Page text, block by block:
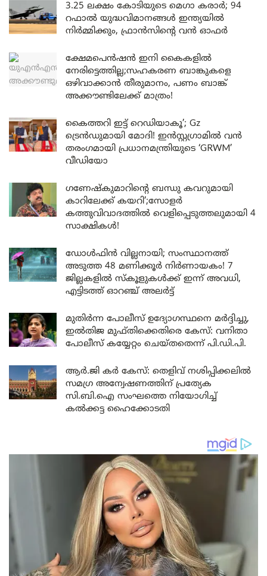
3.25 ലക്ഷം കോടിയുടെ മെഗാ കരാർ; 94
റഫാൽ യുദ്ധവിമാനങ്ങൾ ഇന്ത്യയിൽ
നിർമ്മിക്കും, ഫ്രാൻസിന്റെ വൻ ഓഫർ
ക്ഷേമപെൻഷൻ ഇനി കൈകളിൽ
നേരിട്ടെത്തില്ല;സഹകരണ ബാങ്കുകളെ
ഒഴിവാക്കാൻ തീരുമാനം, പണം ബാങ്ക്
അക്കൗണ്ടിലേക്ക് മാത്രം!
കൈത്തറി ഇട്ട് റെഡിയാകൂ’; Gz
ട്രെൻഡുമായി മോദി! ഇൻസ്റ്റഗ്രാമിൽ വൻ
തരംഗമായി പ്രധാനമന്ത്രിയുടെ ‘GRWM’
വീഡിയോ
ഗണേഷ്കുമാറിന്റെ ബന്ധു കവറുമായി
കാറിലേക്ക് കയറി’;സോളർ
കത്തുവിവാദത്തിൽ വെളിപ്പെടുത്തലുമായി 4
സാക്ഷികൾ!
ഡോൾഫിൻ വില്ലനായി; സംസ്ഥാനത്ത്
അടുത്ത 48 മണിക്കൂർ നിർണായകം! 7
ജില്ലകളിൽ സ്കൂളുകൾക്ക് ഇന്ന് അവധി,
എട്ടിടത്ത് ഓറഞ്ച് അലർട്ട്
മുതിർന്ന പോലീസ് ഉദ്യോഗസ്ഥനെ മർദ്ദിച്ചു,
ഇൽതിജ മുഫ്തിക്കെതിരെ കേസ്: വനിതാ
പോലീസ് കയ്യേറ്റം ചെയ്തതെന്ന് പി.ഡി.പി.
ആർ.ജി കർ കേസ്: തെളിവ് നശിപ്പിക്കലിൽ
സമഗ്ര അന്വേഷണത്തിന് പ്രത്യേക
സി.ബി.ഐ സംഘത്തെ നിയോഗിച്ച്
കൽക്കട്ട ഹൈക്കോടതി